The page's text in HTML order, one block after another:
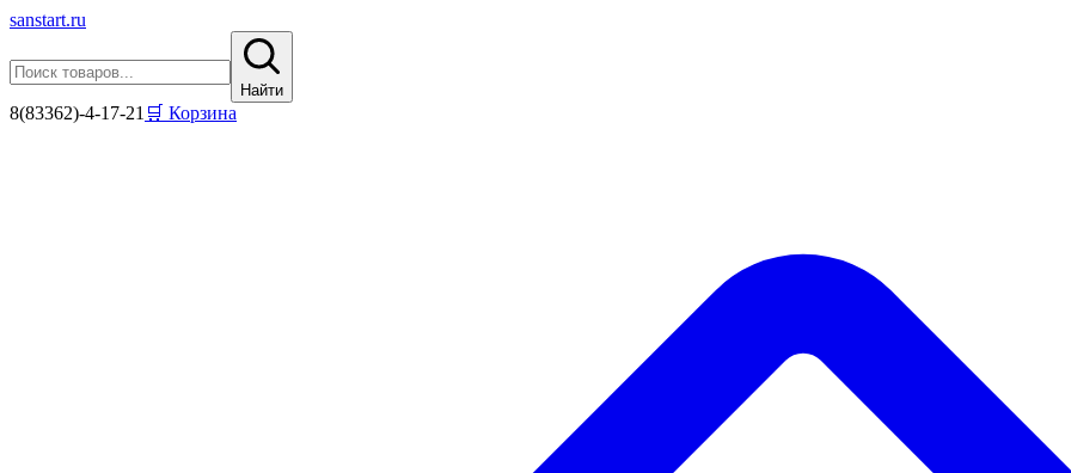
sanstart.ru
Найти
8(83362)-4-17-21 🛒 Корзина